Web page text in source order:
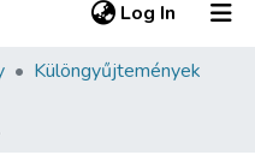
Log In (current)
Különgyűjtemények